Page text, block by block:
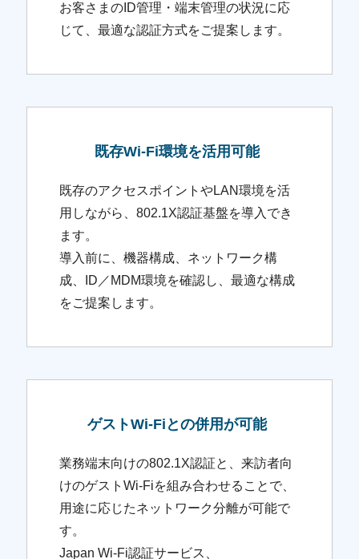
お客さまのID管理・端末管理の状況に応
じて、最適な認証方式をご提案します。
既存Wi-Fi環境を活用可能
既存のアクセスポイントやLAN環境を活
用しながら、802.1X認証基盤を導入でき
ます。
導入前に、機器構成、ネットワーク構
成、ID／MDM環境を確認し、最適な構成
をご提案します。
ゲストWi-Fiとの併用が可能
業務端末向けの802.1X認証と、来訪者向
けのゲストWi-Fiを組み合わせることで、
用途に応じたネットワーク分離が可能で
す。
Japan Wi-Fi認証サービス、